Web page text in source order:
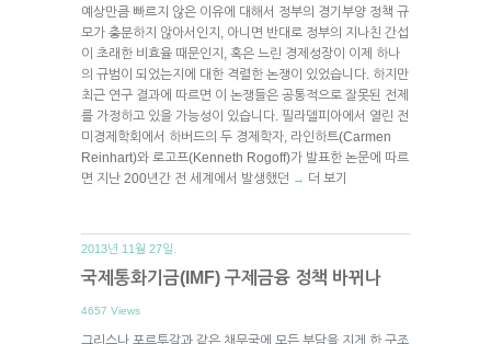
예상만큼 빠르지 않은 이유에 대해서 정부의 경기부양 정책 규
모가 충분하지 않아서인지, 아니면 반대로 정부의 지나친 간섭
이 초래한 비효율 때문인지, 혹은 느린 경제성장이 이제 하나
의 규범이 되었는지에 대한 격렬한 논쟁이 있었습니다. 하지만
최근 연구 결과에 따르면 이 논쟁들은 공통적으로 잘못된 전제
를 가정하고 있을 가능성이 있습니다. 필라델피아에서 열린 전
미경제학회에서 하버드의 두 경제학자, 라인하트(Carmen
Reinhart)와 로고프(Kenneth Rogoff)가 발표한 논문에 따르
면 지난 200년간 전 세계에서 발생했던 → 더 보기
2013년 11월 27일.
국제통화기금(IMF) 구제금융 정책 바뀌나
4657 Views
그리스나 포르투갈과 같은 채무국에 모든 부담을 지게 한 구조